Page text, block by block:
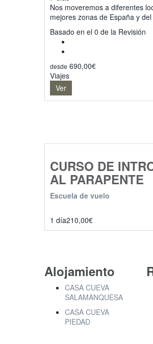
Nos moveremos a diferentes
mejores zonas de España y
0
Basado en el 0 de la Revisión
desde 690,00€
Viajes
Ver
CURSO DE
AL PARAPENTE
Escuela de vuelo
1 día210,00€
Alojamiento
CASA CUEVA
SALAMANQUESA
CASA CUEVA
PIEDAD